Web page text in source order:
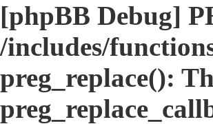
[phpBB Debug]
/includes/
preg_replace():